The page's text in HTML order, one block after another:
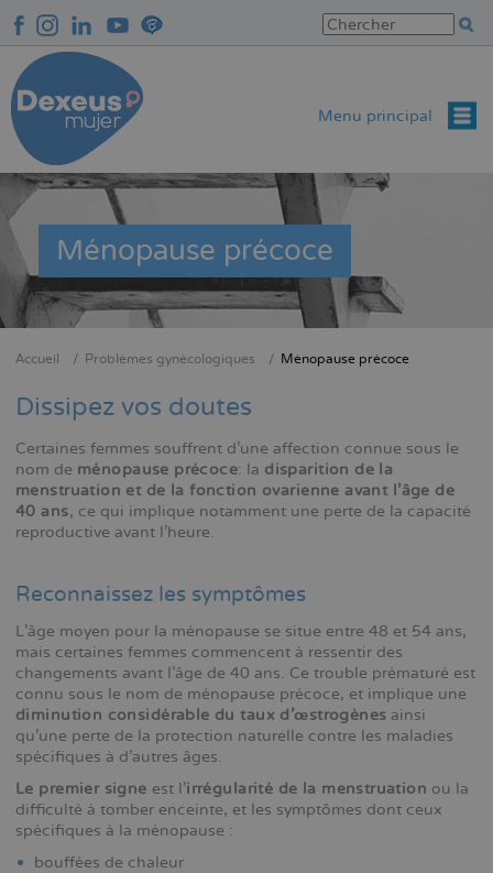
au
contenu
principal
Menu principal
Ménopause précoce
d'Ariane
Accueil Problèmes gynécologiques Ménopause précoce
Dissipez vos doutes
Certaines femmes souffrent d'une affection connue sous le
nom de ménopause précoce: la disparition de la
menstruation et de la fonction ovarienne avant l'âge de
40 ans, ce qui implique notamment une perte de la capacité
reproductive avant l'heure.
Reconnaissez les symptômes
L'âge moyen pour la ménopause se situe entre 48 et 54 ans,
mais certaines femmes commencent à ressentir des
changements avant l'âge de 40 ans. Ce trouble prématuré est
connu sous le nom de ménopause précoce, et implique une
diminution considérable du taux d'œstrogènes ainsi
qu'une perte de la protection naturelle contre les maladies
spécifiques à d'autres âges.
Le premier signe est l'irrégularité de la menstruation ou la
difficulté à tomber enceinte, et les symptômes dont ceux
spécifiques à la ménopause :
bouffées de chaleur